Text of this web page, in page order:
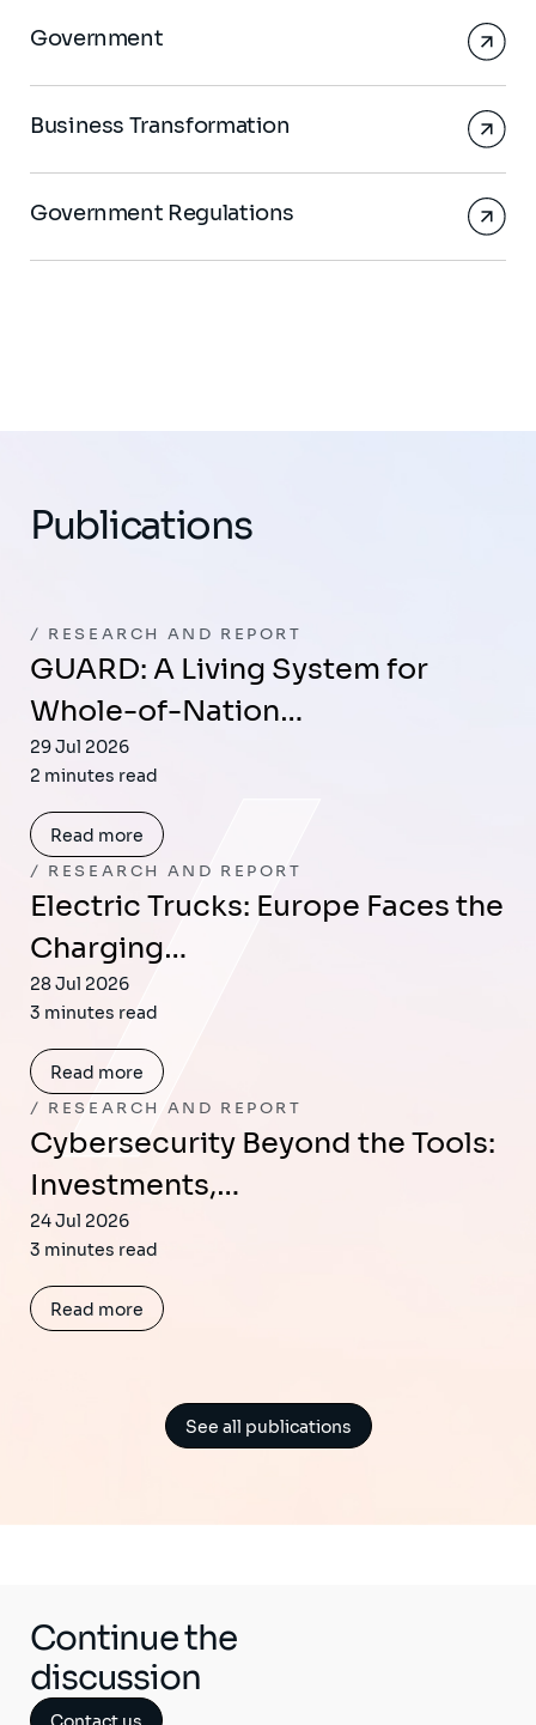
Government
Business Transformation
Government Regulations
Publications
RESEARCH AND REPORT
GUARD: A Living System for
Whole-of-Nation…
29 Jul 2026
2 minutes read
Read more
RESEARCH AND REPORT
Electric Trucks: Europe Faces the
Charging…
28 Jul 2026
3 minutes read
Read more
RESEARCH AND REPORT
Cybersecurity Beyond the Tools:
Investments,…
24 Jul 2026
3 minutes read
Read more
See all publications
Continue the
discussion